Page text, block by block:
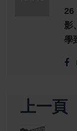
26
影
學
上一頁